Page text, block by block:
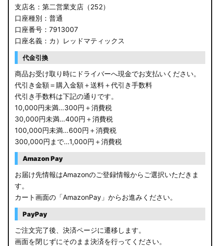
支店名：第二営業支店（252）
口座種別：普通
口座番号：7913007
口座名義：カ）レッドマティックス
代金引換
商品お受け取り時にドライバーへ現金でお支払いください。
代引き金額＝購入金額＋送料＋代引き手数料
代引き手数料は下記の通りです。
10,000円未満…300円＋消費税
30,000円未満…400円＋消費税
100,000円未満…600円＋消費税
300,000円まで…1,000円＋消費税
Amazon Pay
お届け先情報はAmazonのご登録情報からご選択いただきま
す。
カート画面の「AmazonPay」からお進みください。
PayPay
ご注文完了後、決済ページに遷移します。
画面を閉じずにそのまま決済を行ってください。